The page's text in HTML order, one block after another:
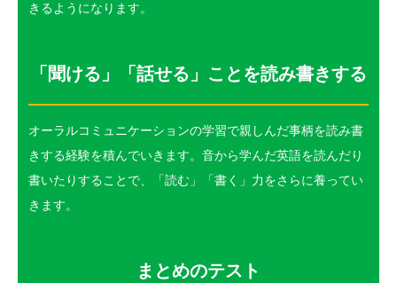
きるようになります。
「聞ける」「話せる」ことを読み書きする
オーラルコミュニケーションの学習で親しんだ事柄を読み書
きする経験を積んでいきます。音から学んだ英語を読んだり
書いたりすることで、「読む」「書く」力をさらに養ってい
きます。
まとめのテスト